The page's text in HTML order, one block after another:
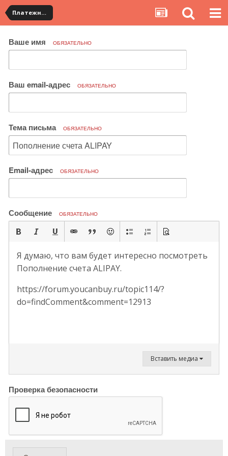
Платежная система ALIPAY и оплата банковскими картами
Ваше имя ОБЯЗАТЕЛЬНО
Ваш email-адрес ОБЯЗАТЕЛЬНО
Тема письма ОБЯЗАТЕЛЬНО
Email-адрес ОБЯЗАТЕЛЬНО
Сообщение ОБЯЗАТЕЛЬНО
Я думаю, что вам будет интересно посмотреть
Пополнение счета ALIPAY.
https://forum.youcanbuy.ru/topic114/?
do=findComment&comment=12913
Вставить медиа
Проверка безопасности